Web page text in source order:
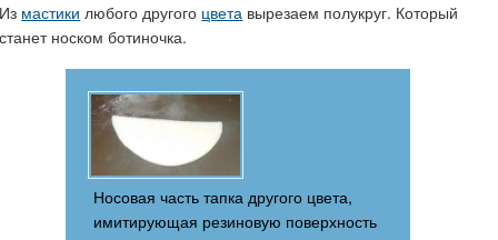
Из мастики любого другого цвета вырезаем полукруг. Который
станет носком ботиночка.
Носовая часть тапка другого цвета,
имитирующая резиновую поверхность